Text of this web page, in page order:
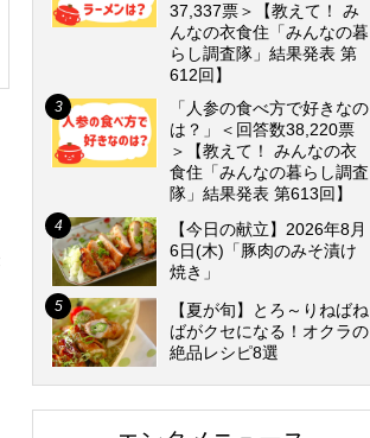
37,337票＞【教えて！ み
んなの衣食住「みんなの暮
らし調査隊」結果発表 第
612回】
「人参の食べ方で好きなの
は？」＜回答数38,220票
＞【教えて！ みんなの衣
食住「みんなの暮らし調査
隊」結果発表 第613回】
【今日の献立】2026年8月
6日(木)「豚肉のみそ漬け
焼き」
【夏が旬】とろ～りねばね
ばがクセになる！オクラの
絶品レシピ8選